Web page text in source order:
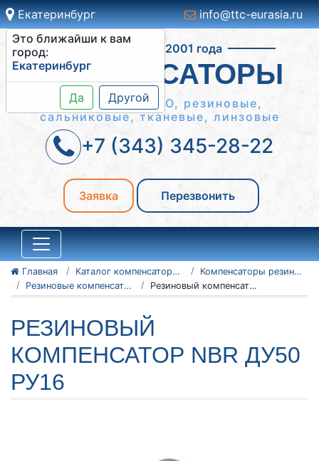
Екатеринбург
Это ближайши к вам
город:
Екатеринбург
Да Другой
info@ttc-eurasia.ru
Работаем с 2001 года
КОМПЕНСАТОРЫ
Сильфонные КСО, резиновые,
сальниковые, тканевые, линзовые
+7 (343) 345-28-22
Заявка Перезвонить
Главная Каталог компенсаторов
Компенсаторы резиновые антивибрационные
Резиновые компенсаторы NBR
Резиновый компенсатор NBR Ду50 Ру16
РЕЗИНОВЫЙ
КОМПЕНСАТОР NBR ДУ50
РУ16